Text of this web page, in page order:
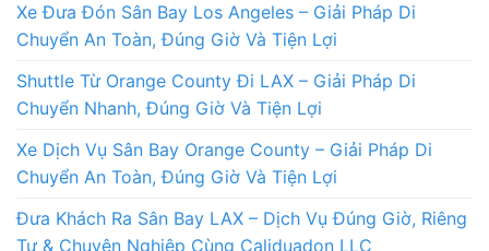
Xe Đưa Đón Sân Bay Los Angeles – Giải Pháp Di
Chuyển An Toàn, Đúng Giờ Và Tiện Lợi
Shuttle Từ Orange County Đi LAX – Giải Pháp Di
Chuyển Nhanh, Đúng Giờ Và Tiện Lợi
Xe Dịch Vụ Sân Bay Orange County – Giải Pháp Di
Chuyển An Toàn, Đúng Giờ Và Tiện Lợi
Đưa Khách Ra Sân Bay LAX – Dịch Vụ Đúng Giờ, Riêng
Tư & Chuyên Nghiệp Cùng Caliduadon LLC